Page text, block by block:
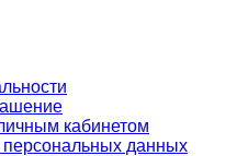
кабинетом
персональных данных